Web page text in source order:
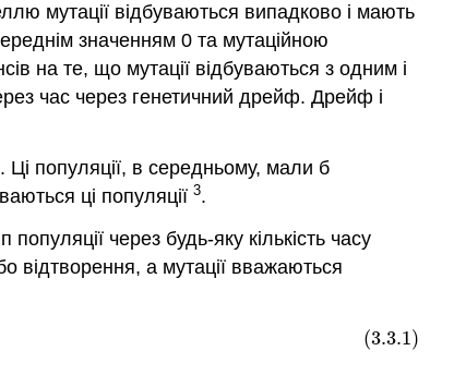
мутації відбуваються випадково і мають
значенням 0 та мутаційною
на те, що мутації відбуваються з одним і
час через генетичний дрейф. Дрейф і
популяції, в середньому, мали б
ці популяції 3.
через будь-яку кількість часу
а мутації вважаються
(3.3.1)